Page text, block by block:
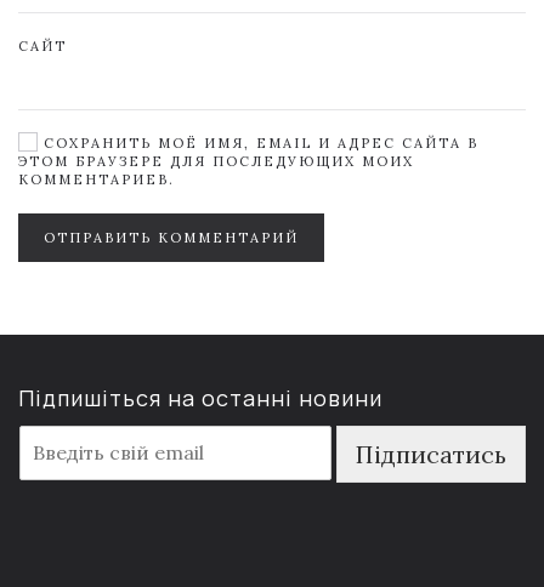
САЙТ
СОХРАНИТЬ МОЁ ИМЯ, EMAIL И АДРЕС САЙТА В
ЭТОМ БРАУЗЕРЕ ДЛЯ ПОСЛЕДУЮЩИХ МОИХ
КОММЕНТАРИЕВ.
ОТПРАВИТЬ КОММЕНТАРИЙ
Підпишіться на останні новини
m
a
Підписатись